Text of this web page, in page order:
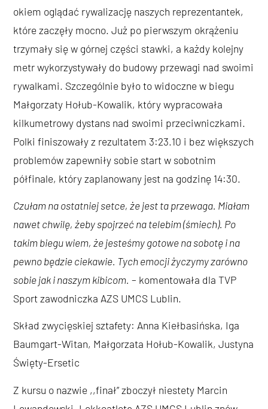
okiem oglądać rywalizację naszych reprezentantek,
które zaczęły mocno. Już po pierwszym okrążeniu
trzymały się w górnej części stawki, a każdy kolejny
metr wykorzystywały do budowy przewagi nad swoimi
rywalkami. Szczególnie było to widoczne w biegu
Małgorzaty Hołub-Kowalik, który wypracowała
kilkumetrowy dystans nad swoimi przeciwniczkami.
Polki finiszowały z rezultatem 3:23.10 i bez większych
problemów zapewniły sobie start w sobotnim
półfinale, który zaplanowany jest na godzinę 14:30.
Czułam na ostatniej setce, że jest ta przewaga. Miałam
nawet chwilę, żeby spojrzeć na telebim (śmiech). Po
takim biegu wiem, że jesteśmy gotowe na sobotę i na
pewno będzie ciekawie. Tych emocji życzymy zarówno
sobie jak i naszym kibicom. – komentowała dla TVP
Sport zawodniczka AZS UMCS Lublin.
Skład zwycięskiej sztafety: Anna Kiełbasińska, Iga
Baumgart-Witan, Małgorzata Hołub-Kowalik, Justyna
Święty-Ersetic
Z kursu o nazwie ,,finał” zboczył niestety Marcin